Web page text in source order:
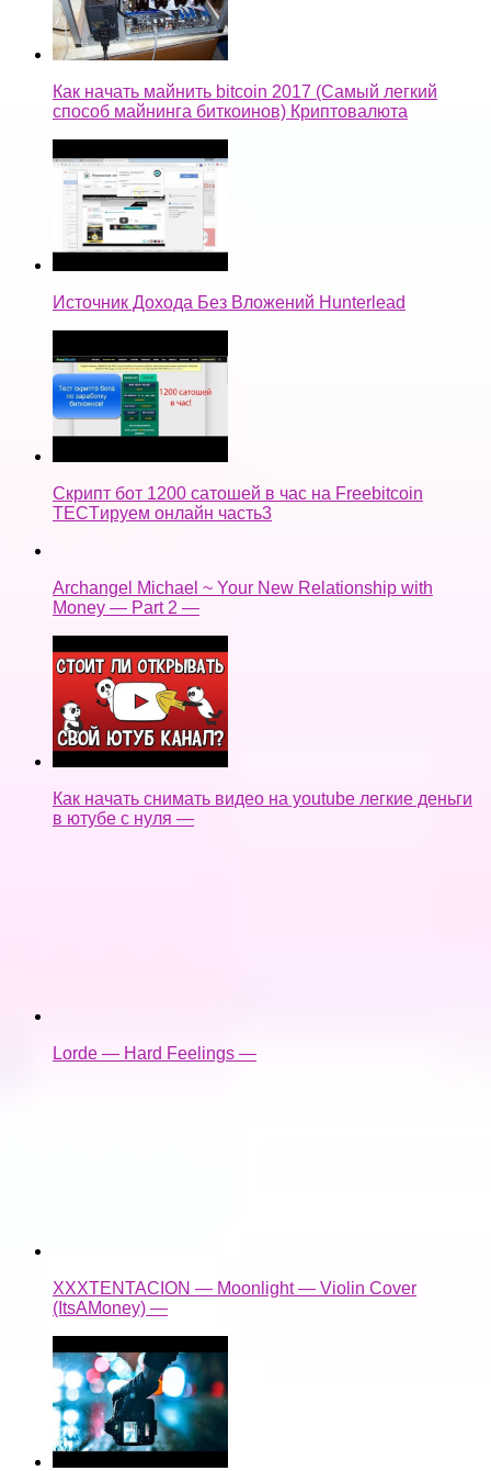
Как начать майнить bitcoin 2017 (Самый легкий
способ майнинга биткоинов) Криптовалюта
Источник Дохода Без Вложений Hunterlead
Скрипт бот 1200 сатошей в час на Freebitcoin
TECTируем онлайн часть3
Archangel Michael ~ Your New Relationship with
Money — Part 2 —
Как начать снимать видео на youtube легкие деньги
в ютубе с нуля —
Lorde — Hard Feelings —
XXXTENTACION — Moonlight — Violin Cover
(ItsAMoney) —